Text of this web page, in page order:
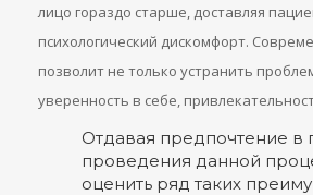
лицо гораздо старше, доставляя
психологический дискомфорт.
позволит не только устранить
уверенность в себе,
Отдавая предпочтение в
проведения данной
оценить ряд таких